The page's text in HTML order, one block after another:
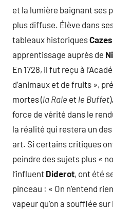
et la lumière baignant ses
plus diffuse. Élève dans
tableaux historiquesCazes
apprentissage auprès de
En 1728, il fut reçu à
d’animaux et de fruits »,
mortes (la Raie et le Buffet
force de vérité dans le
la réalité qui restera un
art. Si certains critiques
peindre des sujets plus «
l’influent Diderot, ont été
pinceau : « On n’entend
vapeur qu’on a soufflée